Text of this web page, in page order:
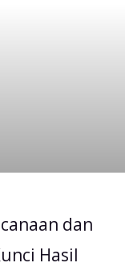
dan
Hasil